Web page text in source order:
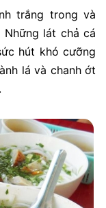
trắng trong và
lát chả cá
hút khó cưỡng
lá và chanh ớt